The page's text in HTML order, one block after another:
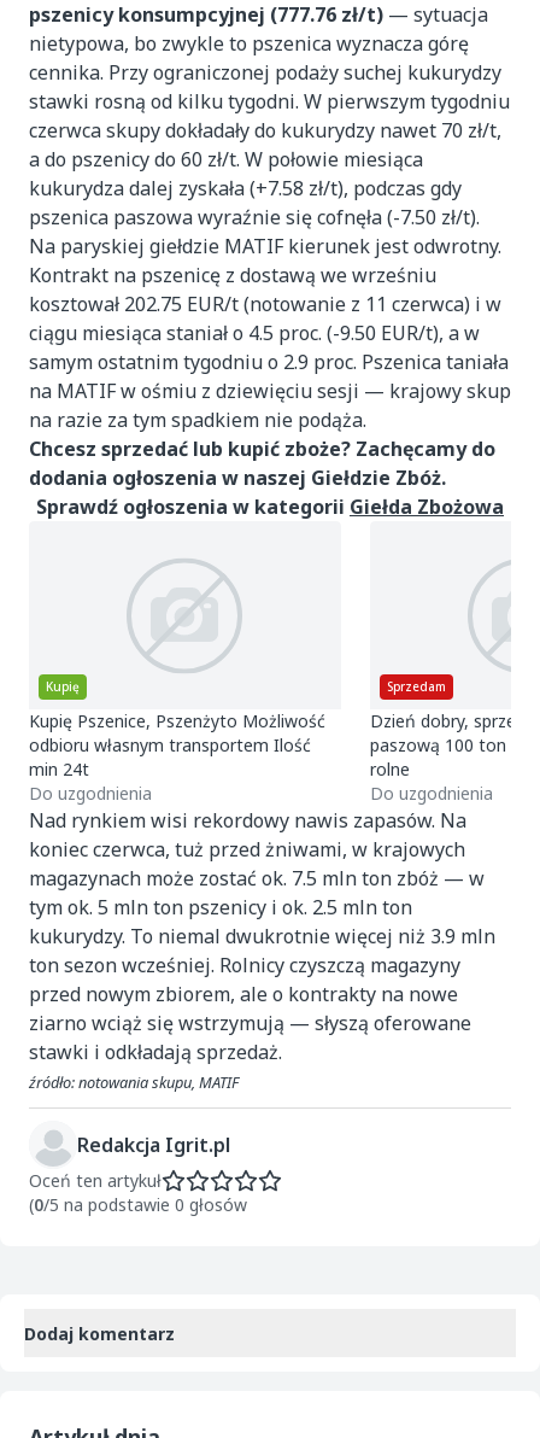
pszenicy konsumpcyjnej (777.76 zł/t) — sytuacja
nietypowa, bo zwykle to pszenica wyznacza górę
cennika. Przy ograniczonej podaży suchej kukurydzy
stawki rosną od kilku tygodni. W pierwszym tygodniu
czerwca skupy dokładały do kukurydzy nawet 70 zł/t,
a do pszenicy do 60 zł/t. W połowie miesiąca
kukurydza dalej zyskała (+7.58 zł/t), podczas gdy
pszenica paszowa wyraźnie się cofnęła (-7.50 zł/t).
Na paryskiej giełdzie MATIF kierunek jest odwrotny.
Kontrakt na pszenicę z dostawą we wrześniu
kosztował 202.75 EUR/t (notowanie z 11 czerwca) i w
ciągu miesiąca staniał o 4.5 proc. (-9.50 EUR/t), a w
samym ostatnim tygodniu o 2.9 proc. Pszenica taniała
na MATIF w ośmiu z dziewięciu sesji — krajowy skup
na razie za tym spadkiem nie podąża.
Chcesz sprzedać lub kupić zboże? Zachęcamy do
dodania ogłoszenia w naszej Giełdzie Zbóż.
Sprawdź ogłoszenia w kategorii Giełda Zbożowa
Kupię
Kupię Pszenice, Pszenżyto Możliwość
odbioru własnym transportem Ilość
min 24t
Do uzgodnienia
Sprzedam
Dzień dobry,
paszową 100 ton
rolne
Do uzgodnienia
Nad rynkiem wisi rekordowy nawis zapasów. Na
koniec czerwca, tuż przed żniwami, w krajowych
magazynach może zostać ok. 7.5 mln ton zbóż — w
tym ok. 5 mln ton pszenicy i ok. 2.5 mln ton
kukurydzy. To niemal dwukrotnie więcej niż 3.9 mln
ton sezon wcześniej. Rolnicy czyszczą magazyny
przed nowym zbiorem, ale o kontrakty na nowe
ziarno wciąż się wstrzymują — słyszą oferowane
stawki i odkładają sprzedaż.
źródło: notowania skupu, MATIF
Redakcja Igrit.pl
Oceń ten artykuł
(0/5 na podstawie 0 głosów
Dodaj komentarz